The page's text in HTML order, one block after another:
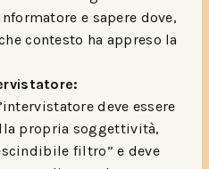
e sapere dove,
contesto ha appreso la
deve essere
propria soggettività,
filtro” e deve